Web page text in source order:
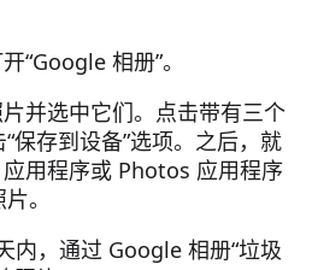
“Google 相册”。
并选中它们。点击带有三个
保存到设备”选项。之后，就
用程序或 Photos 应用程序
。
内，通过 Google 相册“垃圾